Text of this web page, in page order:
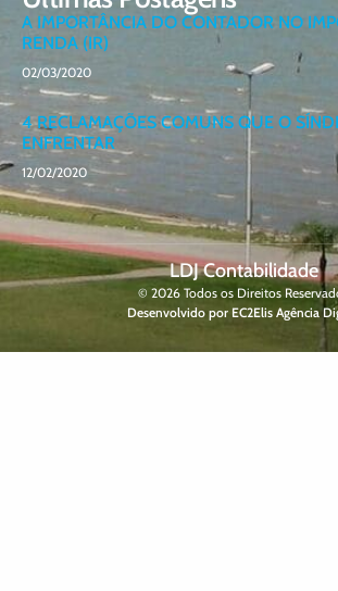
A IMPORTÂNCIA DO CONTADOR NO
RENDA (IR)
02/03/2020
4 RECLAMAÇÕES COMUNS QUE O
ENFRENTAR
12/02/2020
LDJ Contabilidade
© 2026 Todos os Direitos
Desenvolvido por EC2Elis Agência